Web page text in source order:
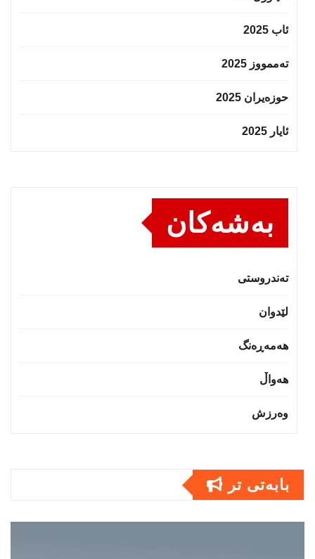
ئاب 2025
تەممووز 2025
حوزه‌یران 2025
ئایار 2025
بەشەکان
تەندروستى
لێدوان
هەمەڕەنگ
هەواڵ
وەرزش
بابەتى تر